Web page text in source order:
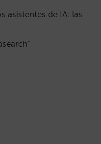
asistentes de IA: las